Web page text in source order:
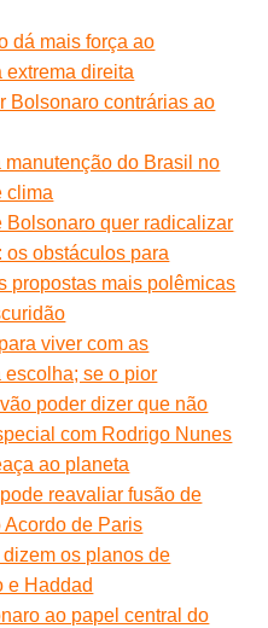
dá mais força ao
extrema direita
Bolsonaro contrárias ao
do Brasil no
clima
Bolsonaro quer radicalizar
os obstáculos para
propostas mais polêmicas
viver com as
se o pior
poder dizer que não
com Rodrigo Nunes
ao planeta
reavaliar fusão de
de Paris
os planos de
e Haddad
ao papel central do